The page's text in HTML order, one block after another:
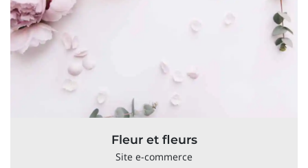
Fleur et fleurs
Site e-commerce